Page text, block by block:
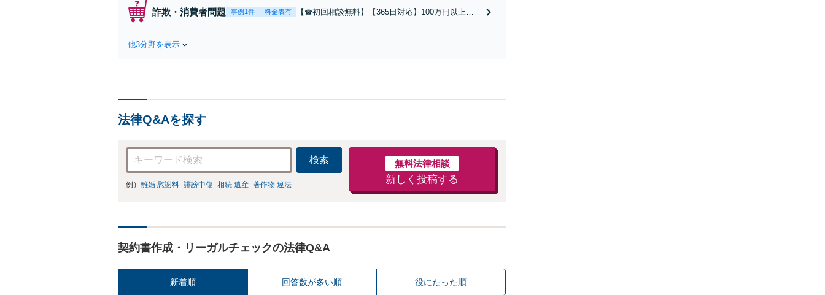
豊富な実績あり【代々木駅3分】
詐欺・消費者問題 事例1件 料金表有
【☎︎初回相談無料】【365日対応】100万円以上の
他3分野を表示
法律Q&Aを探す
検索
例） 離婚 慰謝料 誹謗中傷 相続 遺産 著作物 違法
無料法律相談
新しく投稿する
契約書作成・リーガルチェックの法律Q&A
新着順 回答数が多い順 役にたった順